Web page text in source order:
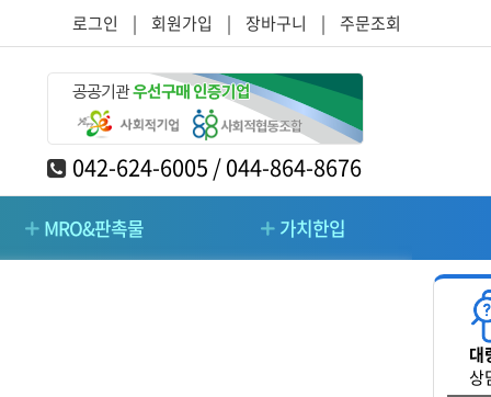
로그인 | 회원가입 | 장바구니 | 주문조회
042-624-6005 / 044-864-8676
MRO&판촉물 가치한입
대
상